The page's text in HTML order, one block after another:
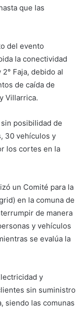
que las
del evento
la conectividad
Faja, debido al
de caída de
Villarrica.
posibilidad de
30 vehículos y
los cortes en la
un Comité para la
en la comuna de
de manera
y vehículos
se evalúa la
y
sin suministro
siendo las comunas